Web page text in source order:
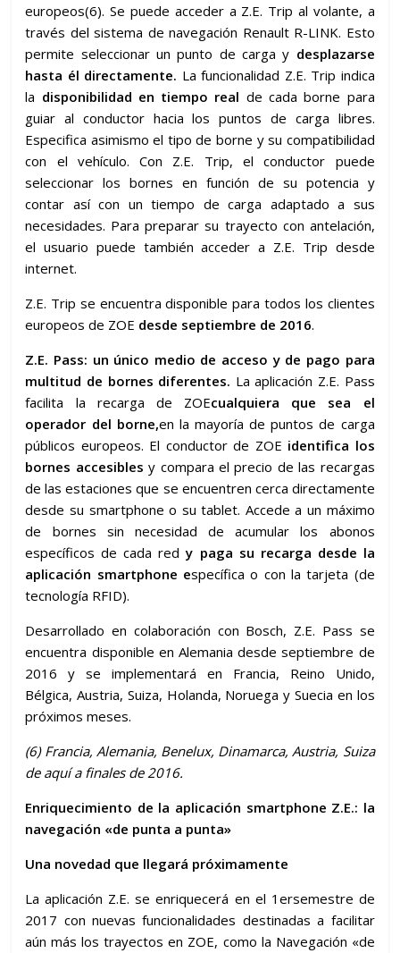
europeos(6). Se puede acceder a Z.E. Trip al volante, a
través del sistema de navegación Renault R-LINK. Esto
permite seleccionar un punto de carga y desplazarse
hasta él directamente. La funcionalidad Z.E. Trip indica
la disponibilidad en tiempo real de cada borne para
guiar al conductor hacia los puntos de carga libres.
Especifica asimismo el tipo de borne y su compatibilidad
con el vehículo. Con Z.E. Trip, el conductor puede
seleccionar los bornes en función de su potencia y
contar así con un tiempo de carga adaptado a sus
necesidades. Para preparar su trayecto con antelación,
el usuario puede también acceder a Z.E. Trip desde
internet.
Z.E. Trip se encuentra disponible para todos los clientes
europeos de ZOE desde septiembre de 2016.
Z.E. Pass: un único medio de acceso y de pago para
multitud de bornes diferentes. La aplicación Z.E. Pass
facilita la recarga de ZOEcualquiera que sea el
operador del borne,en la mayoría de puntos de carga
públicos europeos. El conductor de ZOE identifica los
bornes accesiblesy compara el precio de las recargas
de las estaciones que se encuentren cerca directamente
desde su smartphone o su tablet. Accede a un máximo
de bornes sin necesidad de acumular los abonos
específicos de cada red y paga su recarga desde la
aplicación smartphone específica o con la tarjeta (de
tecnología RFID).
Desarrollado en colaboración con Bosch, Z.E. Pass se
encuentra disponible en Alemania desde septiembre de
2016 y se implementará en Francia, Reino Unido,
Bélgica, Austria, Suiza, Holanda, Noruega y Suecia en los
próximos meses.
(6) Francia, Alemania, Benelux, Dinamarca, Austria, Suiza
de aquí a finales de 2016.
Enriquecimiento de la aplicación smartphone Z.E.: la
navegación «de punta a punta»
Una novedad que llegará próximamente
La aplicación Z.E. se enriquecerá en el 1ersemestre de
2017 con nuevas funcionalidades destinadas a facilitar
aún más los trayectos en ZOE, como la Navegación «de